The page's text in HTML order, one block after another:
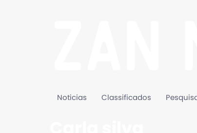
Noticias Classificados